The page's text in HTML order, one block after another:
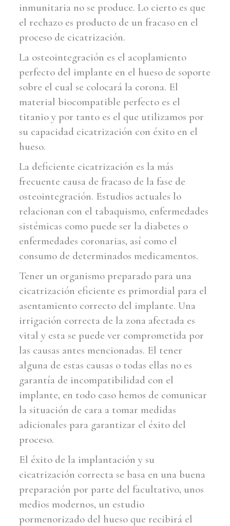
inmunitaria no se produce. Lo cierto es que
el rechazo es producto de un fracaso en el
proceso de cicatrización.
La osteointegración es el acoplamiento
perfecto del implante en el hueso de soporte
sobre el cual se colocará la corona. El
material biocompatible perfecto es el
titanio y por tanto es el que utilizamos por
su capacidad cicatrización con éxito en el
hueso.
La deficiente cicatrización es la más
frecuente causa de fracaso de la fase de
osteointegración. Estudios actuales lo
relacionan con el tabaquismo, enfermedades
sistémicas como puede ser la diabetes o
enfermedades coronarias, así como el
consumo de determinados medicamentos.
Tener un organismo preparado para una
cicatrización eficiente es primordial para el
asentamiento correcto del implante. Una
irrigación correcta de la zona afectada es
vital y esta se puede ver comprometida por
las causas antes mencionadas. El tener
alguna de estas causas o todas ellas no es
garantía de incompatibilidad con el
implante, en todo caso hemos de comunicar
la situación de cara a tomar medidas
adicionales para garantizar el éxito del
proceso.
El éxito de la implantación y su
cicatrización correcta se basa en una buena
preparación por parte del facultativo, unos
medios modernos, un estudio
pormenorizado del hueso que recibirá el